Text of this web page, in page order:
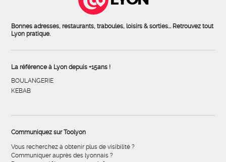
Bonnes adresses, restaurants, traboules, loisirs & sorties... Retrouvez tout
Lyon pratique.
La référence à Lyon depuis +15ans !
BOULANGERIE
KEBAB
Communiquez sur Toolyon
Vous recherchez à obtenir plus de visibilité ?
Communiquer auprès des lyonnais ?